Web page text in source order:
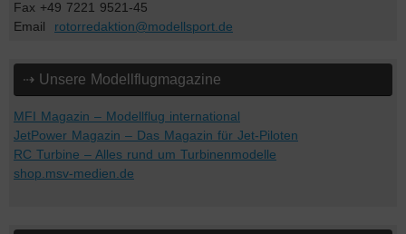
Fax +49 7221 9521-45
Email rotorredaktion@modellsport.de
⇢ Unsere Modellflugmagazine
MFI Magazin – Modellflug international
JetPower Magazin – Das Magazin für Jet-Piloten
RC Turbine – Alles rund um Turbinenmodelle
shop.msv-medien.de